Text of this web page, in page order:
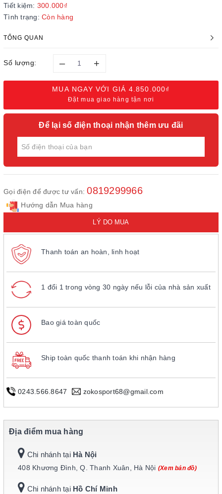
Tiết kiệm: 300.000₫
Tình trạng: Còn hàng
TỔNG QUAN
Số lượng: – +
MUA NGAY VỚI GIÁ 4.850.000₫
Đặt mua giao hàng tận nơi
Để lại số điện thoại nhận thêm ưu đãi
Gọi điện để được tư vấn:0819299966
Hướng dẫn Mua hàng
LÝ DO MUA
Thanh toán an hoàn, linh hoạt
1 đổi 1 trong vòng 30 ngày nếu lỗi của nhà sản xuất
Bao giá toàn quốc
Ship toàn quốc thanh toán khi nhận hàng
0243.566.8647 zokosport68@gmail.com
Địa điểm mua hàng
Chi nhánh tại Hà Nội
408 Khương Đình, Q. Thanh Xuân, Hà Nội (Xem bản đồ)
Chi nhánh tại Hồ Chí Minh